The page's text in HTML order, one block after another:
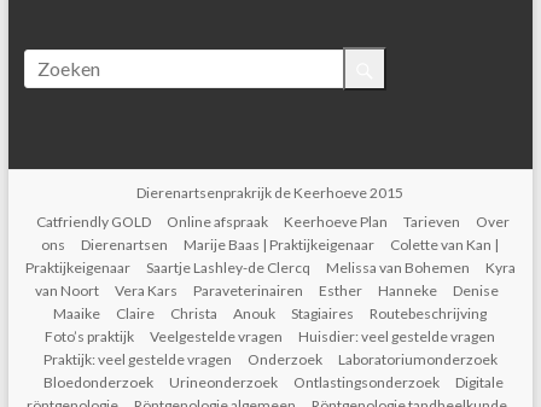
Dierenartsenprakrijk de Keerhoeve 2015
Catfriendly GOLD
Online afspraak Keerhoeve Plan Tarieven
Over
ons
Dierenartsen Marije Baas | Praktijkeigenaar
Colette van Kan |
Praktijkeigenaar
Saartje Lashley-de Clercq Melissa van Bohemen
Kyra
van Noort
Vera Kars Paraveterinairen Esther Hanneke
Denise
Maaike
Claire Christa Anouk Stagiaires
Routebeschrijving
Foto’s praktijk
Veelgestelde vragen
Huisdier: veel gestelde vragen
Praktijk: veel gestelde vragen
Onderzoek
Laboratoriumonderzoek
Bloedonderzoek
Urineonderzoek Ontlastingsonderzoek
Digitale